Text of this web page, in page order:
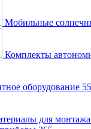
Мобильные
Комплекты
оборудование 55
для